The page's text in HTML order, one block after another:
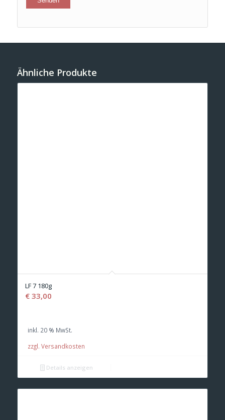
Ähnliche Produkte
LF 7 180g
€33,00
inkl. 20 % MwSt.
zzgl. Versandkosten
Details anzeigen